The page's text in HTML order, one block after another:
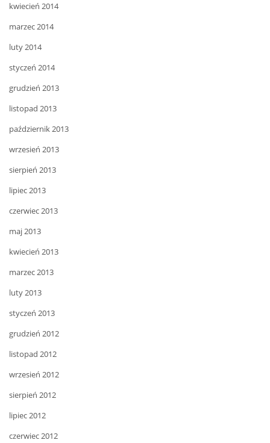
kwiecień 2014
marzec 2014
luty 2014
styczeń 2014
grudzień 2013
listopad 2013
październik 2013
wrzesień 2013
sierpień 2013
lipiec 2013
czerwiec 2013
maj 2013
kwiecień 2013
marzec 2013
luty 2013
styczeń 2013
grudzień 2012
listopad 2012
wrzesień 2012
sierpień 2012
lipiec 2012
czerwiec 2012